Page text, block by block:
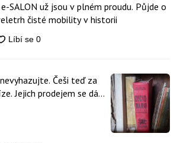
SALON už jsou v plném proudu. Půjde o
čisté mobility v historii
Češi teď za
Jejich prodejem se dá